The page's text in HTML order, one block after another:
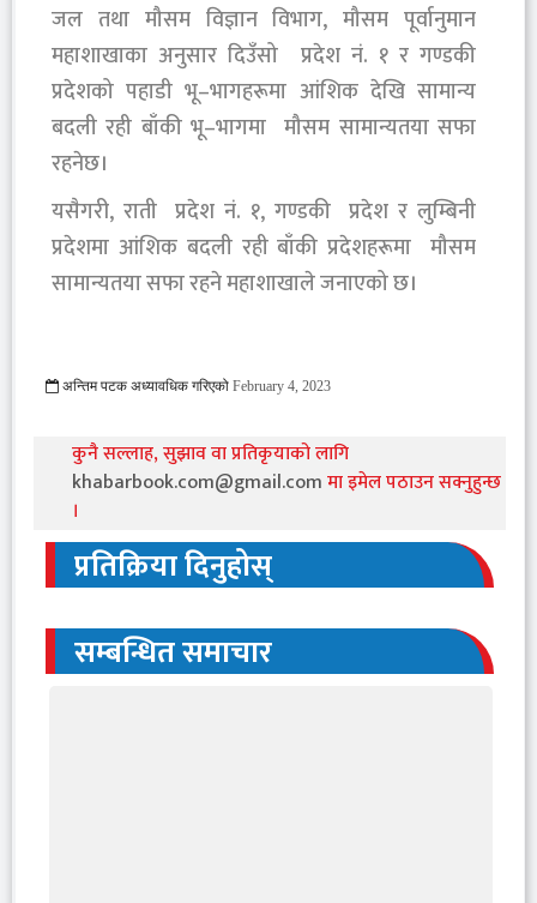
जल तथा मौसम विज्ञान विभाग, मौसम पूर्वानुमान
महाशाखाका अनुसार दिउँसो प्रदेश नं. १ र गण्डकी
प्रदेशको पहाडी भू–भागहरूमा आंशिक देखि सामान्य
बदली रही बाँकी भू–भागमा मौसम सामान्यतया सफा
रहनेछ।
यसैगरी, राती प्रदेश नं. १, गण्डकी प्रदेश र लुम्बिनी
प्रदेशमा आंशिक बदली रही बाँकी प्रदेशहरूमा मौसम
सामान्यतया सफा रहने महाशाखाले जनाएको छ।
अन्तिम पटक अध्यावधिक गरिएको February 4, 2023
कुनै सल्लाह, सुझाव वा प्रतिकृयाको लागि
khabarbook.com@gmail.comमा इमेल पठाउन सक्नुहुन्छ
।
प्रतिक्रिया दिनुहोस्
सम्बन्धित समाचार